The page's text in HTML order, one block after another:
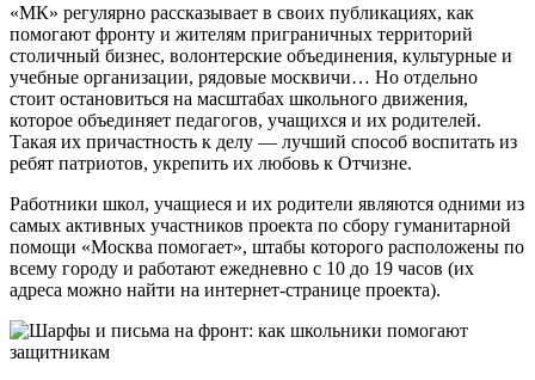
«МК» регулярно рассказывает в своих публикациях, как
помогают фронту и жителям приграничных территорий
столичный бизнес, волонтерские объединения, культурные и
учебные организации, рядовые москвичи… Но отдельно
стоит остановиться на масштабах школьного движения,
которое объединяет педагогов, учащихся и их родителей.
Такая их причастность к делу — лучший способ воспитать из
ребят патриотов, укрепить их любовь к Отчизне.
Работники школ, учащиеся и их родители являются одними из
самых активных участников проекта по сбору гуманитарной
помощи «Москва помогает», штабы которого расположены по
всему городу и работают ежедневно с 10 до 19 часов (их
адреса можно найти на интернет-странице проекта).